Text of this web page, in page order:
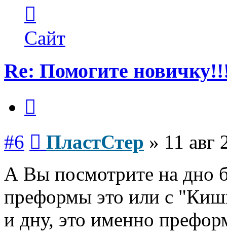
пользователя
ПластСтер
Сайт
Re: Помогите
#6 ПластСтер » 11 авг
А Вы посмотрите на дно
преформы это или с
и дну, это именно